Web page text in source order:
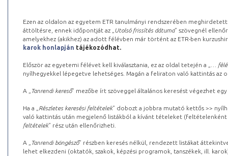
Ezen az oldalon az egyetem ETR tanulmányi rendszerében
áttöltésre, ennek időpontját az „ Utolsó frissítés dátuma” szövegnél
amelyekhez (akikhez) az adott félévben már történt az ETR-ben
karok honlapján tájékozódhat.
Először az egyetemi félévet kell kiválasztania, ez az oldal tetején a „
…
nyílhegyekkel lépegetve lehetséges. Magán a feliraton való kattintás az
A „ Tanrendi kereső” mezőbe írt szöveggel általános keresést végezhet
Ha a „ Részletes keresési feltételek” dobozt a jobbra mutató kettős >>
való kattintás után megjelenő listákból a kívánt tételeket (feltételenként
feltételek” rész után ellenőrizheti.
A „ Tanrendi böngésző” részben keresés nélkül, rendezett listákat
lehet elkezdeni (oktatók, szakok, képzési programok, tanszékek, ill.